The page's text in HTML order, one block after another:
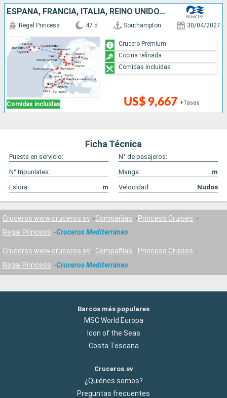
ESPAÑA, FRANCIA, ITALIA, REINO UNIDO, BÉLGICA, PAISES BAJOS, NORUEGA, ALEMANIA, DINAMARCA, FINLANDIA, ESTONIA, SUECIA, POLONIA, ISLANDIA
Comidas incluidas
Regal Princess 47 d Southampton 30/04/2027
US$ 9,667 +Tasas
Crucero Premium
Cocina refinada
Comidas incluidas
Ficha Técnica
Puesta en servicio:
N° de pasajeros:
N° tripunlates:
Manga:
m
Eslora:
m Velocidad: Nudos
Cruceros www.cruceros.sv Compañías
Princess Cruises
Regal Princess
Cruceros Mediterráneo
Cruceros www.cruceros.sv Compañías
Princess Cruises
Regal Princess
Cruceros Mediterráneo
Barcos más populares
MSC World Europa
Icon of the Seas
Costa Toscana
Cruceros.sv
¿Quiénes somos?
Preguntas frecuentes